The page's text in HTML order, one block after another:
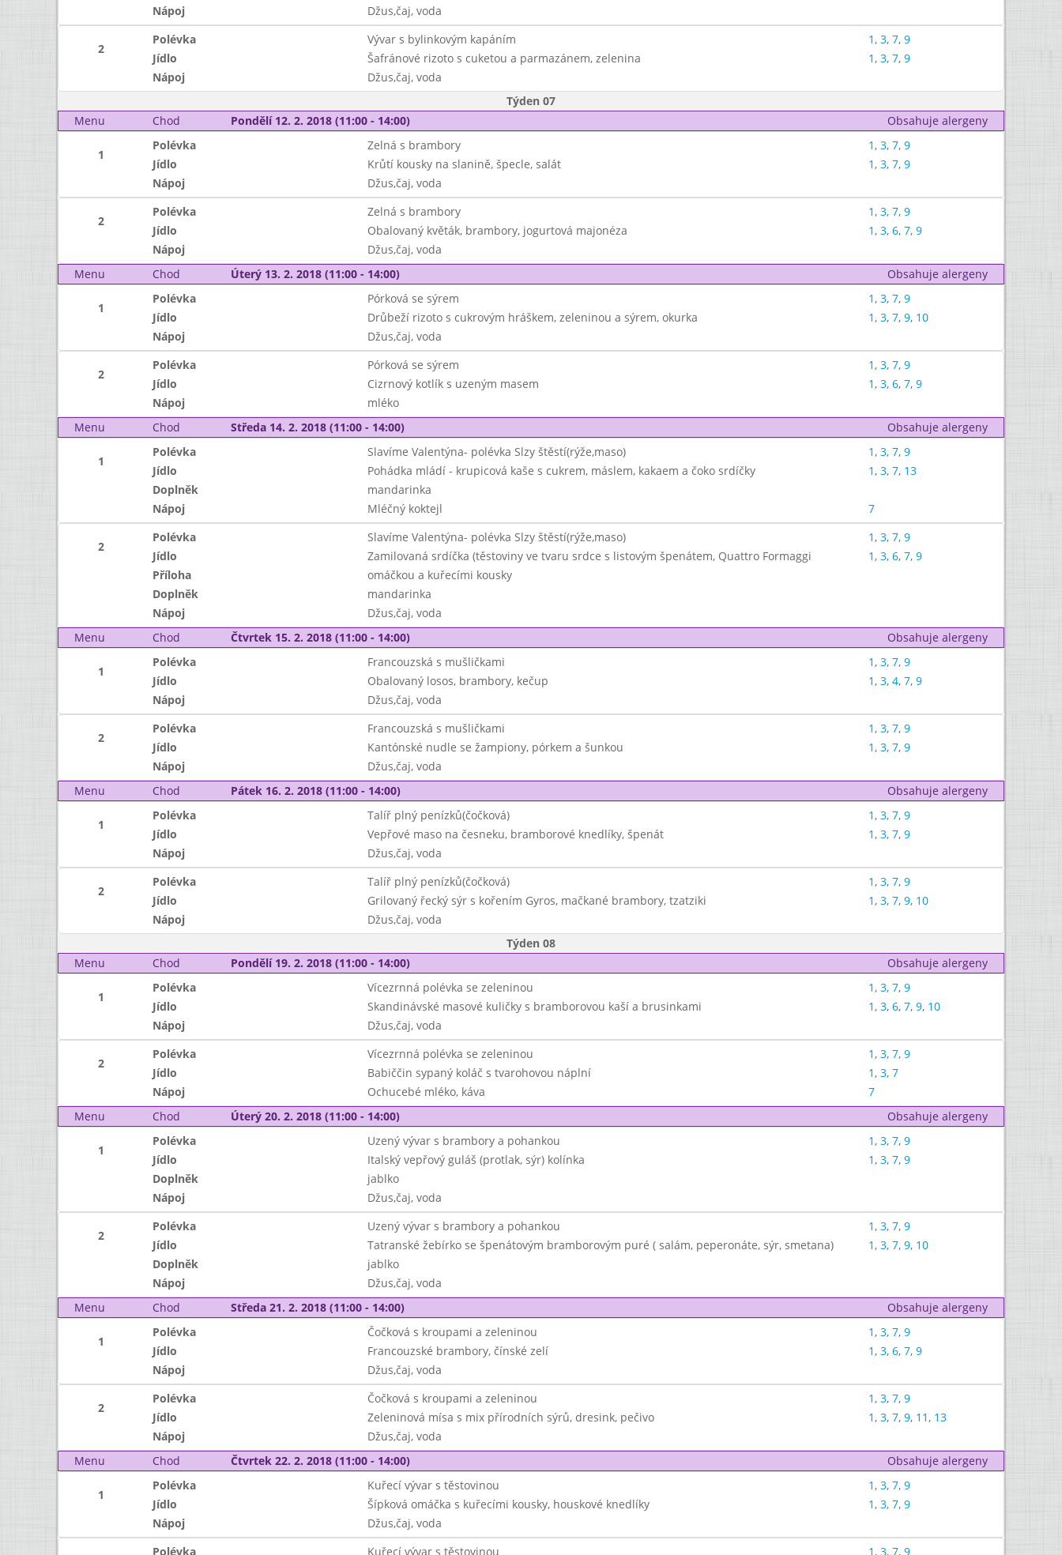
Nápoj
Džus,čaj, voda
2
Polévka Vývar s bylinkovým kapáním 1, 3, 7, 9
Jídlo
Šafránové rizoto s cuketou a parmazánem, zelenina 1, 3, 7, 9
Nápoj
Džus,čaj, voda
Týden 07
Menu
Chod Pondělí 12. 2. 2018 (11:00 - 14:00) Obsahuje alergeny
1
Polévka Zelná s brambory 1, 3, 7, 9
Jídlo
Krůtí kousky na slanině, špecle, salát 1, 3, 7, 9
Nápoj
Džus,čaj, voda
2
Polévka Zelná s brambory 1, 3, 7, 9
Jídlo
Obalovaný květák, brambory, jogurtová majonéza 1, 3, 6, 7, 9
Nápoj
Džus,čaj, voda
Menu
Chod Úterý 13. 2. 2018 (11:00 - 14:00) Obsahuje alergeny
1
Polévka Pórková se sýrem 1, 3, 7, 9
Jídlo
Drůbeží rizoto s cukrovým hráškem, zeleninou a sýrem, okurka 1, 3, 7, 9, 10
Nápoj
Džus,čaj, voda
2
Polévka Pórková se sýrem 1, 3, 7, 9
Jídlo
Cizrnový kotlík s uzeným masem 1, 3, 6, 7, 9
Nápoj
mléko
Menu
Chod Středa 14. 2. 2018 (11:00 - 14:00) Obsahuje alergeny
1
Polévka Slavíme Valentýna- polévka Slzy štěstí(rýže,maso) 1, 3, 7, 9
Jídlo
Pohádka mládí - krupicová kaše s cukrem, máslem, kakaem a čoko srdíčky 1, 3, 7, 13
Doplněk
mandarinka
Nápoj
Mléčný koktejl 7
2
Polévka Slavíme Valentýna- polévka Slzy štěstí(rýže,maso) 1, 3, 7, 9
Jídlo
Zamilovaná srdíčka (těstoviny ve tvaru srdce s listovým špenátem, Quattro Formaggi 1, 3, 6, 7, 9
Příloha
omáčkou a kuřecími kousky
Doplněk
mandarinka
Nápoj
Džus,čaj, voda
Menu
Chod Čtvrtek 15. 2. 2018 (11:00 - 14:00) Obsahuje alergeny
1
Polévka Francouzská s mušličkami 1, 3, 7, 9
Jídlo
Obalovaný losos, brambory, kečup 1, 3, 4, 7, 9
Nápoj
Džus,čaj, voda
2
Polévka Francouzská s mušličkami 1, 3, 7, 9
Jídlo
Kantónské nudle se žampiony, pórkem a šunkou 1, 3, 7, 9
Nápoj
Džus,čaj, voda
Menu
Chod Pátek 16. 2. 2018 (11:00 - 14:00) Obsahuje alergeny
1
Polévka Talíř plný penízků(čočková) 1, 3, 7, 9
Jídlo
Vepřové maso na česneku, bramborové knedlíky, špenát 1, 3, 7, 9
Nápoj
Džus,čaj, voda
2
Polévka Talíř plný penízků(čočková) 1, 3, 7, 9
Jídlo
Grilovaný řecký sýr s kořením Gyros, mačkané brambory, tzatziki 1, 3, 7, 9, 10
Nápoj
Džus,čaj, voda
Týden 08
Menu
Chod Pondělí 19. 2. 2018 (11:00 - 14:00) Obsahuje alergeny
1
Polévka Vícezrnná polévka se zeleninou 1, 3, 7, 9
Jídlo
Skandinávské masové kuličky s bramborovou kaší a brusinkami 1, 3, 6, 7, 9, 10
Nápoj
Džus,čaj, voda
2
Polévka Vícezrnná polévka se zeleninou 1, 3, 7, 9
Jídlo
Babiččin sypaný koláč s tvarohovou náplní 1, 3, 7
Nápoj
Ochucebé mléko, káva
7
Menu
Chod Úterý 20. 2. 2018 (11:00 - 14:00) Obsahuje alergeny
1
Polévka Uzený vývar s brambory a pohankou 1, 3, 7, 9
Jídlo
Italský vepřový guláš (protlak, sýr) kolínka 1, 3, 7, 9
Doplněk
jablko
Nápoj
Džus,čaj, voda
2
Polévka Uzený vývar s brambory a pohankou 1, 3, 7, 9
Jídlo
Tatranské žebírko se špenátovým bramborovým puré ( salám, peperonáte, sýr, smetana) 1, 3, 7, 9, 10
Doplněk
jablko
Nápoj
Džus,čaj, voda
Menu
Chod Středa 21. 2. 2018 (11:00 - 14:00) Obsahuje alergeny
1
Polévka Čočková s kroupami a zeleninou 1, 3, 7, 9
Jídlo
Francouzské brambory, čínské zelí 1, 3, 6, 7, 9
Nápoj
Džus,čaj, voda
2
Polévka Čočková s kroupami a zeleninou 1, 3, 7, 9
Jídlo
Zeleninová mísa s mix přírodních sýrů, dresink, pečivo 1, 3, 7, 9, 11, 13
Nápoj
Džus,čaj, voda
Menu
Chod Čtvrtek 22. 2. 2018 (11:00 - 14:00) Obsahuje alergeny
1
Polévka Kuřecí vývar s těstovinou 1, 3, 7, 9
Jídlo
Šípková omáčka s kuřecími kousky, houskové knedlíky 1, 3, 7, 9
Nápoj
Džus,čaj, voda
Polévka Kuřecí vývar s těstovinou 1 , 3, 7, 9